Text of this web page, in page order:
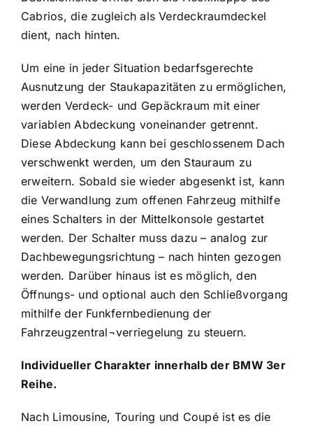
Cabrios, die zugleich als Verdeckraumdeckel
dient, nach hinten.
Um eine in jeder Situation bedarfsgerechte
Ausnutzung der Staukapazitäten zu ermöglichen,
werden Verdeck- und Gepäckraum mit einer
variablen Abdeckung voneinander getrennt.
Diese Abdeckung kann bei geschlossenem Dach
verschwenkt werden, um den Stauraum zu
erweitern. Sobald sie wieder abgesenkt ist, kann
die Verwandlung zum offenen Fahrzeug mithilfe
eines Schalters in der Mittelkonsole gestartet
werden. Der Schalter muss dazu – analog zur
Dachbewegungsrichtung – nach hinten gezogen
werden. Darüber hinaus ist es möglich, den
Öffnungs- und optional auch den Schließvorgang
mithilfe der Funkfernbedienung der
Fahrzeugzentral¬verriegelung zu steuern.
Individueller Charakter innerhalb der BMW 3er
Reihe.
Nach Limousine, Touring und Coupé ist es die